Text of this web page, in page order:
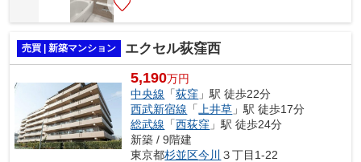
売買 | 新築マンション エクセル荻窪西
5,190万円
中央線 「荻窪 」駅 徒歩22分
西武新宿線 「 上井草 」駅 徒歩17分
総武線 「西荻窪 」駅 徒歩24分
新築 / 9階建
東京都杉並区今川 ３丁目1-22